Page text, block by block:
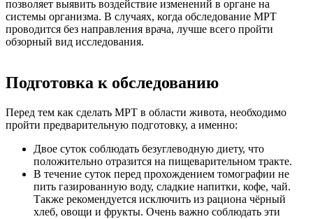
позволяет выявить воздействие изменений в органе на
системы организма. В случаях, когда обследование МРТ
проводится без направления врача, лучше всего пройти
обзорный вид исследования.
Подготовка к обследованию
Перед тем как сделать МРТ в области живота, необходимо
пройти предварительную подготовку, а именно:
Двое суток соблюдать безуглеводную диету, что
положительно отразится на пищеварительном тракте.
В течение суток перед прохождением томографии не
пить газированную воду, сладкие напитки, кофе, чай.
Также рекомендуется исключить из рациона чёрный
хлеб, овощи и фрукты. Очень важно соблюдать эти